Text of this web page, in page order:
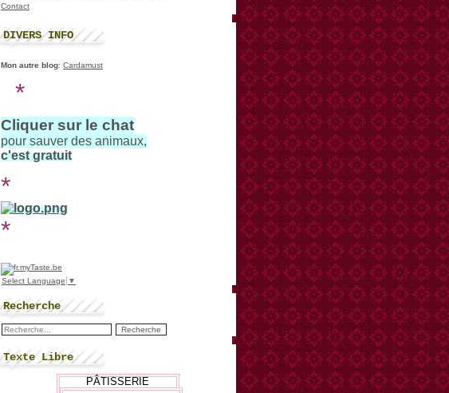
Contact
DIVERS INFO
Mon autre blog: Cardamust
*
Cliquer sur le chat
pour sauver des animaux,
c'est gratuit
*
*
Select Language ▼
Recherche
Texte Libre
PÂTISSERIE